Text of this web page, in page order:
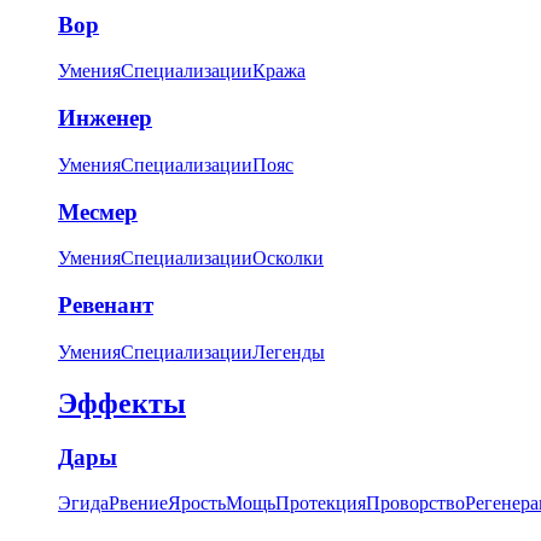
Вор
УменияСпециализацииКража
Инженер
УменияСпециализацииПояс
Месмер
УменияСпециализацииОсколки
Ревенант
УменияСпециализацииЛегенды
Эффекты
Дары
ЭгидаРвениеЯростьМощьПротекцияПроворство